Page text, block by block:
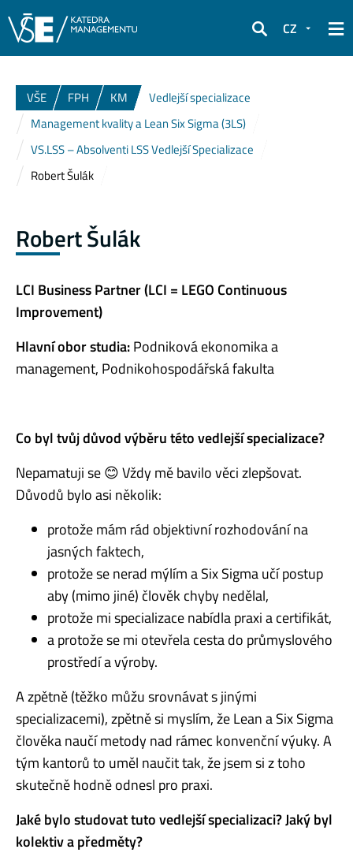
Hledat
CZ
VŠE FPH KM
Vedlejší specializace
Management kvality a Lean Six Sigma (3LS)
VS.LSS – Absolventi LSS Vedlejší Specializace
Robert Šulák
Robert Šulák
LCI Business Partner (LCI = LEGO Continuous
Improvement)
Hlavní obor studia:Podniková ekonomika a
management, Podnikohospodářská fakulta
Co byl tvůj důvod výběru této vedlejší specializace?
Nepamatuji se 😊 Vždy mě bavilo věci zlepšovat.
Důvodů bylo asi několik:
protože mám rád objektivní rozhodování na
jasných faktech,
protože se nerad mýlím a Six Sigma učí postup
aby (mimo jiné) člověk chyby nedělal,
protože mi specializace nabídla praxi a certifikát,
a protože se mi otevřela cesta do průmyslového
prostředí a výroby.
A zpětně (těžko můžu srovnávat s jinými
specializacemi), zpětně si myslím, že Lean a Six Sigma
člověka naučí metody nad rámec konvenční výuky. A
tým kantorů to uměl naučit tak, že jsem si z toho
skutečně hodně odnesl pro praxi.
Jaké bylo studovat tuto vedlejší specializaci? Jaký byl
kolektiv a předměty?